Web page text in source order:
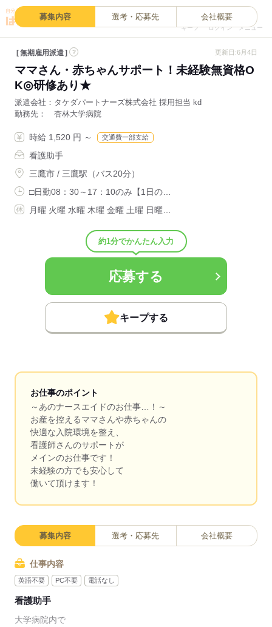
キープ ログイン メニュー
募集内容 選考・応募先 会社概要
無期雇用派遣 ? 更新日:6月4日
ママさん・赤ちゃんサポート！未経験無資格O
K◎研修あり★
派遣会社
タケダパートナーズ株式会社 採用担当 kd
勤務先
杏林大学病院
時給 1,520 円 ～ 交通費一部支給
看護助手
三鷹市 / 三鷹駅（バス20分）
□日勤08：30～17：10のみ【1日の…
月曜 火曜 水曜 木曜 金曜 土曜 日曜…
約1分でかんたん入力
応募する
キープする
お仕事のポイント
～あのナースエイドのお仕事…！～
お産を控えるママさんや赤ちゃんの
快適な入院環境を整え、
看護師さんのサポートが
メインのお仕事です！
未経験の方でも安心して
働いて頂けます！
募集内容 選考・応募先 会社概要
仕事内容
英語不要 PC不要 電話なし
看護助手
大学病院内で